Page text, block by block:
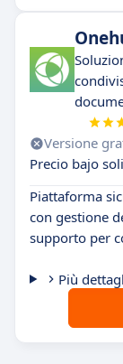
Versione
Precio bajo
Piattaforma
con gestione
supporto per
Più